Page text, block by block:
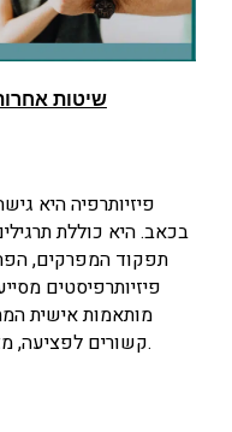
שיטות
פיזיותרפיה היא
בכאב. היא כוללת
תפקוד המפרקים,
פיזיותרפיסטים
מותאמות אישית
קשורים לפציעה, מצב כרוני או התאוששות לאחר ניתוח.